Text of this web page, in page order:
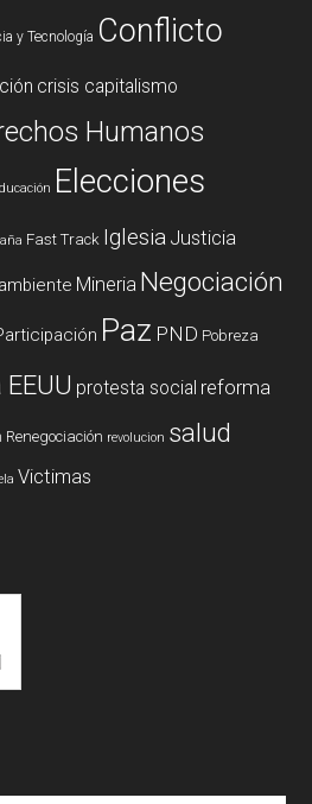
y Tecnología Conflicto
crisis capitalismo
Humanos
Elecciones
Fast Track Iglesia Justicia
Mineria Negociación
Paz PND Pobreza
protesta social reforma
Renegociación revolucion salud
Victimas